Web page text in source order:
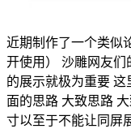
近期制作了一个类似
开使用） 沙雕网友
的展示就极为重要
面的思路 大致思路
寸以至于不能让同屏